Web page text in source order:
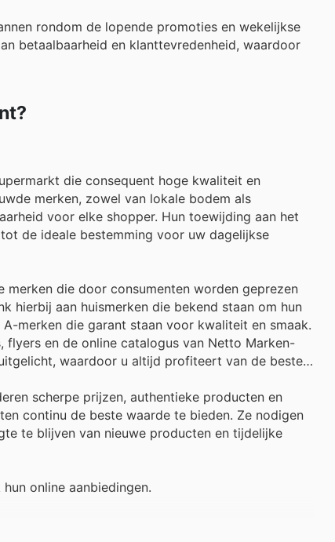
rondom de lopende promoties en wekelijkse
betaalbaarheid en klanttevredenheid, waardoor
die consequent hoge kwaliteit en
merken, zowel van lokale bodem als
voor elke shopper. Hun toewijding aan het
de ideale bestemming voor uw dagelijkse
die door consumenten worden geprezen
hierbij aan huismerken die bekend staan om hun
merken die garant staan voor kwaliteit en smaak.
flyers en de online catalogus van Netto Marken-
waardoor u altijd profiteert van de beste
scherpe prijzen, authentieke producten en
continu de beste waarde te bieden. Ze nodigen
te blijven van nieuwe producten en tijdelijke
online aanbiedingen.